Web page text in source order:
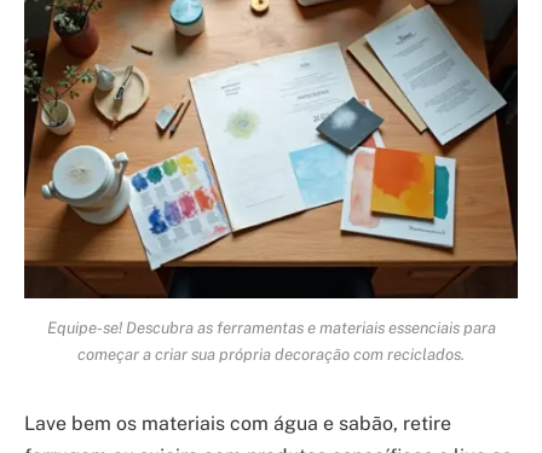
Equipe-se! Descubra as ferramentas e materiais essenciais para
começar a criar sua própria decoração com reciclados.
Lave bem os materiais com água e sabão, retire